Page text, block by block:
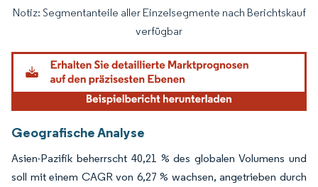
Bild © Mordor Intelligence. Wiederverwendung erfordert Namensnennung gemäß
Notiz: Segmentanteile aller Einzelsegmente nach Berichtskauf
verfügbar
Geografische Analyse
Asien-Pazifik beherrscht 40,21 % des globalen Volumens und
soll mit einem CAGR von 6,27 % wachsen, angetrieben durch